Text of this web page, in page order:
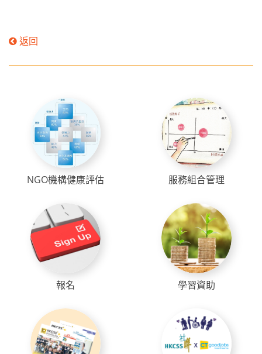
返回
NGO機構健康評估 服務組合管理
報名 學習資助